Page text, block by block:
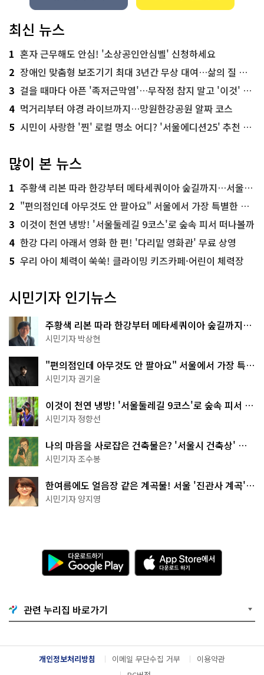
최신 뉴스
1 혼자 근무해도 안심! '소상공인안심벨' 신청하세요
2 장애인 맞춤형 보조기기 최대 3년간 무상 대여…삶의 질 높인다
3 걸을 때마다 아픈 '족저근막염'…무작정 참지 말고 '이것' 해보세요!
4 먹거리부터 야경 라이브까지…망원한강공원 알짜 코스
5 시민이 사랑한 '찐' 로컬 명소 어디? '서울에디션25' 추천 코스
많이 본 뉴스
1 주황색 리본 따라 한강부터 메타세쿼이아 숲길까지…서울둘레길 15코스
2 "편의점인데 아무것도 안 팔아요" 서울에서 가장 특별한 편의점의 정체
3 이것이 천연 냉방! '서울둘레길 9코스'로 숲속 피서 떠나볼까
4 한강 다리 아래서 영화 한 편! '다리밑 영화관' 무료 상영
5 우리 아이 체력이 쑥쑥! 클라이밍 키즈카페·어린이 체력장
시민기자 인기뉴스
주황색 리본 따라 한강부터 메타세쿼이아 숲길까지…
서울둘레길 15코스
시민기자 박상현
"편의점인데 아무것도 안 팔아요" 서울에서 가장 특별
한 편의점의 정체
시민기자 권기윤
이것이 천연 냉방! '서울둘레길 9코스'로 숲속 피서 떠
나볼까
시민기자 정향선
나의 마음을 사로잡은 건축물은? '서울시 건축상' 수
상작 공개!
시민기자 조수봉
한여름에도 얼음장 같은 계곡물! 서울 '진관사 계곡'이
천국이네~
시민기자 양지영
다
운
로
기
G
o
g
l
e
A
p
p
e
서
다
운
관련 누리집 바로가기
개인정보처리방침 이메일 무단수집 거부
이용약관